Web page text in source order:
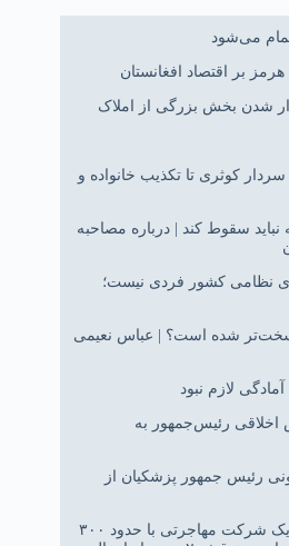
می‌شود
بر اقتصاد افغانستان
شدن بخش بزرگی از املاک
کوثری تا تکذیب خانواده و
سقوط کند | درباره مصاحبه
نظامی کشور فردی نیست؛
سخت‌تر شده است؟ | عباس نعیمی
اخلاقی رئیس‌جمهور به
رئیس جمهور پزشکیان از
رسیدگی به پرونده کلاهبرداری یک شرکت مهاجرتی با حدود ۳۰۰